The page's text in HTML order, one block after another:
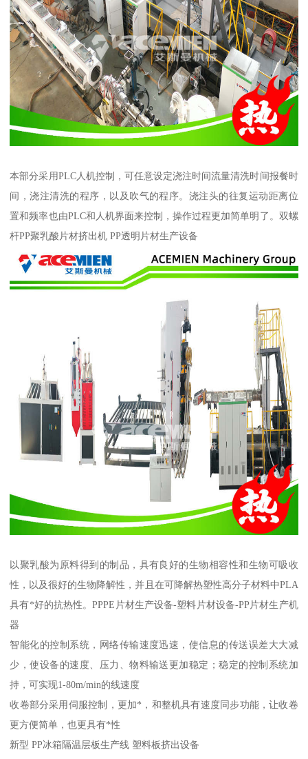
本部分采用PLC人机控制，可任意设定浇注时间流量清洗时间报餐时
间，浇注清洗的程序，以及吹气的程序。浇注头的往复运动距离位
置和频率也由PLC和人机界面来控制，操作过程更加简单明了。双螺
杆PP聚乳酸片材挤出机 PP透明片材生产设备
以聚乳酸为原料得到的制品，具有良好的生物相容性和生物可吸收
性，以及很好的生物降解性，并且在可降解热塑性高分子材料中PLA
具有*好的抗热性。PPPE片材生产设备-塑料片材设备-PP片材生产机
器
智能化的控制系统，网络传输速度迅速，使信息的传送误差大大减
少，使设备的速度、压力、物料输送更加稳定；稳定的控制系统加
持，可实现1-80m/min的线速度
收卷部分采用伺服控制，更加*，和整机具有速度同步功能，让收卷
更方便简单，也更具有*性
新型 PP冰箱隔温层板生产线 塑料板挤出设备